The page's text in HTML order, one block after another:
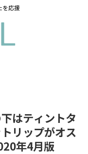
を応援
はティントタ
リップがオス
年4月版